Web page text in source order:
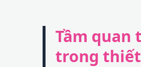
Tầm quan
trong